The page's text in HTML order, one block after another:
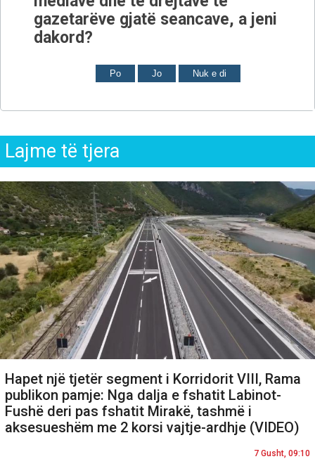
gazetarëve gjatë seancave, a jeni
dakord?
Po Jo Nuk e di
Lajme të tjera
Hapet një tjetër segment i Korridorit VIII, Rama
publikon pamje: Nga dalja e fshatit Labinot-
Fushë deri pas fshatit Mirakë, tashmë i
aksesueshëm me 2 korsi vajtje-ardhje (VIDEO)
7 Gusht, 09:10